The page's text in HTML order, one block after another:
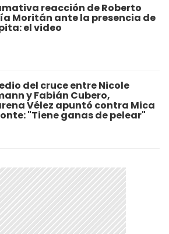
reacción de Roberto
Moritán ante la presencia de
el video
del cruce entre Nicole
y Fabián Cubero,
Vélez apuntó contra Mica
"Tiene ganas de pelear"